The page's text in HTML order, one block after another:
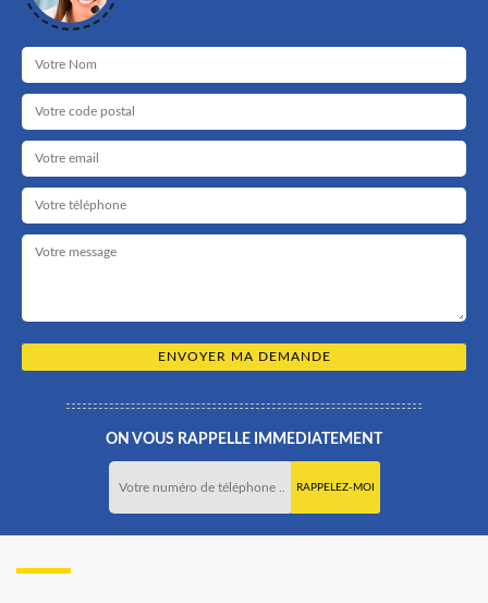
ON VOUS RAPPELLE IMMEDIATEMENT